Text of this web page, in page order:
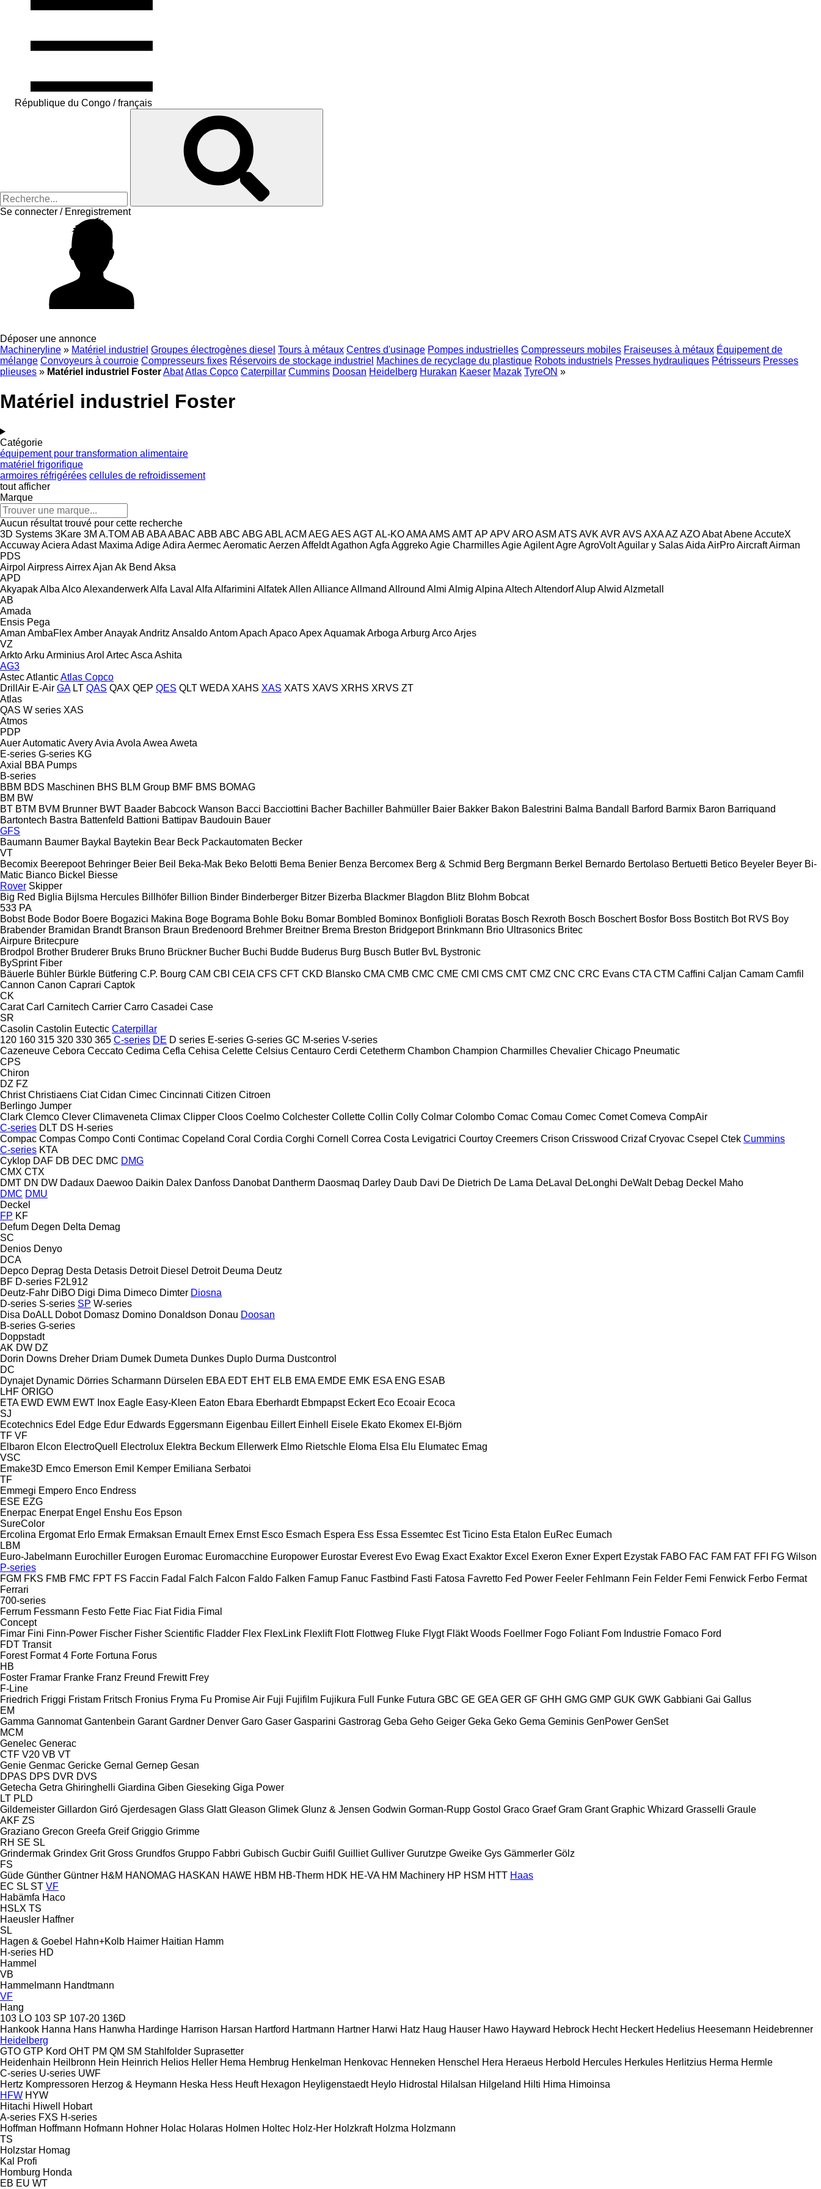
République du Congo / français
Se connecter / Enregistrement
Déposer une annonce
Machineryline » Matériel industriel Groupes électrogènes diesel Tours à métaux Centres d'usinage Pompes industrielles Compresseurs mobiles Fraiseuses à métaux Équipement de
mélange Convoyeurs à courroie Compresseurs fixes Réservoirs de stockage industriel Machines de recyclage du plastique Robots industriels Presses hydrauliques Pétrisseurs Presses
plieuses » Matériel industriel FosterAbatAtlas Copco Caterpillar Cummins Doosan Heidelberg Hurakan Kaeser Mazak TyreON »
Matériel industriel Foster
Catégorie
équipement pour transformation alimentaire
matériel frigorifique
armoires réfrigérées cellules de refroidissement
tout afficher
Marque
Aucun résultat trouvé pour cette recherche
3D Systems 3Kare 3M A.TOM AB ABAABAC ABB ABC ABGABLACM AEGAES AGTAL-KOAMAAMS AMTAP APVAROASM ATS AVK AVR AVS AXAAZ AZOAbatAbeneAccuteX
AccuwayAciera Adast Maxima AdigeAdira AermecAeromaticAerzen AffeldtAgathon Agfa AggrekoAgie CharmillesAgieAgilentAgreAgroVoltAguilar y SalasAida AirProAircraftAirman
PDS
Airpol AirpressAirrexAjan Ak Bend Aksa
APD
AkyapakAlba AlcoAlexanderwerkAlfa Laval Alfa Alfarimini AlfatekAllen AllianceAllmand Allround Almi Almig Alpina Altech AltendorfAlupAlwid Alzmetall
AB
Amada
Ensis Pega
Aman AmbaFlexAmberAnayakAndritz AnsaldoAntomApach ApacoApexAquamakArboga Arburg ArcoArjes
VZ
ArktoArku ArminiusArol ArtecAsca Ashita
AG3
AstecAtlanticAtlas Copco
DrillAir E-Air GA LT QAS QAX QEP QES QLT WEDA XAHS XAS XATS XAVS XRHS XRVS ZT
Atlas
QAS W series XAS
Atmos
PDP
AuerAutomaticAveryAvia Avola Awea Aweta
E-series G-series KG
Axial
BBA Pumps
B-series
BBM BDS Maschinen BHS BLM Group BMF BMS BOMAG
BM BW
BT BTM BVM Brunner BWT Baader Babcock Wanson Bacci Bacciottini Bacher Bachiller Bahmüller Baier Bakker Bakon Balestrini Balma Bandall Barford Barmix Baron Barriquand
Bartontech Bastra Battenfeld Battioni Battipav Baudouin Bauer
GFS
Baumann Baumer Baykal Baytekin Bear Beck Packautomaten Becker
VT
Becomix Beerepoot Behringer Beier Beil Beka-Mak Beko Belotti Bema Benier Benza Bercomex Berg & Schmid Berg Bergmann Berkel Bernardo Bertolaso Bertuetti Betico Beyeler Beyer Bi-
Matic Bianco Bickel Biesse
Rover Skipper
Big Red Biglia Bijlsma Hercules Billhöfer Billion Binder Binderberger Bitzer Bizerba Blackmer Blagdon Blitz Blohm Bobcat
533 PA
Bobst Bode Bodor Boere Bogazici Makina Boge Bograma Bohle Boku Bomar Bombled Bominox Bonfiglioli Boratas Bosch Rexroth Bosch Boschert Bosfor Boss Bostitch Bot RVS Boy
Brabender Bramidan Brandt Branson Braun Bredenoord Brehmer Breitner Brema Breston Bridgeport Brinkmann Brio Ultrasonics Britec
Airpure Britecpure
Brodpol Brother Bruderer Bruks Bruno Brückner Bucher Buchi Budde Buderus Burg Busch Butler BvL Bystronic
BySprint Fiber
Bäuerle Bühler Bürkle Bütfering C.P. Bourg CAM CBI CEIA CFS CFT CKD Blansko CMA CMB CMC CME CMI CMS CMT CMZ CNC CRC Evans CTA CTM Caffini Caljan Camam Camfil
Cannon Canon Caprari Captok
CK
Carat Carl Carnitech Carrier Carro Casadei Case
SR
Casolin Castolin Eutectic Caterpillar
120 160 315 320 330 365 C-series DE D series E-series G-series GC M-series V-series
Cazeneuve Cebora Ceccato Cedima Cefla Cehisa Celette Celsius Centauro Cerdi Cetetherm Chambon Champion Charmilles Chevalier Chicago Pneumatic
CPS
Chiron
DZ FZ
Christ Christiaens Ciat Cidan Cimec Cincinnati Citizen Citroen
Berlingo Jumper
Clark Clemco Clever Climaveneta Climax Clipper Cloos Coelmo Colchester Collette Collin Colly Colmar Colombo Comac Comau Comec Comet Comeva CompAir
C-series DLT DS H-series
Compac Compas Compo Conti Contimac Copeland Coral Cordia Corghi Cornell Correa Costa Levigatrici Courtoy Creemers Crison Crisswood Crizaf Cryovac Csepel Ctek Cummins
C-series KTA
Cyklop DAF DB DEC DMC DMG
CMX CTX
DMT DN DW Dadaux Daewoo Daikin Dalex Danfoss Danobat Dantherm Daosmaq Darley Daub Davi De Dietrich De Lama DeLaval DeLonghi DeWalt Debag Deckel Maho
DMC DMU
Deckel
FP KF
Defum Degen Delta Demag
SC
Denios Denyo
DCA
Depco Deprag Desta Detasis Detroit Diesel Detroit Deuma Deutz
BF D-series F2L912
Deutz-Fahr DiBO Digi Dima Dimeco Dimter Diosna
D-series S-series SP W-series
Disa DoALL Dobot Domasz Domino Donaldson Donau Doosan
B-series G-series
Doppstadt
AK DW DZ
Dorin Downs Dreher Driam Dumek Dumeta Dunkes Duplo Durma Dustcontrol
DC
Dynajet Dynamic Dörries Scharmann Dürselen EBA EDT EHT ELB EMA EMDE EMK ESA ENG ESAB
LHF ORIGO
ETA EWD EWM EWT Inox Eagle Easy-Kleen Eaton Ebara Eberhardt Ebmpapst Eckert Eco Ecoair Ecoca
SJ
Ecotechnics Edel Edge Edur Edwards Eggersmann Eigenbau Eillert Einhell Eisele Ekato Ekomex El-Björn
TF VF
Elbaron Elcon ElectroQuell Electrolux Elektra Beckum Ellerwerk Elmo Rietschle Eloma Elsa Elu Elumatec Emag
VSC
Emake3D Emco Emerson Emil Kemper Emiliana Serbatoi
TF
Emmegi Empero Enco Endress
ESE EZG
Enerpac Enerpat Engel Enshu Eos Epson
SureColor
Ercolina Ergomat Erlo Ermak Ermaksan Ernault Ernex Ernst Esco Esmach Espera Ess Essa Essemtec Est Ticino Esta Etalon EuRec Eumach
LBM
Euro-Jabelmann Eurochiller Eurogen Euromac Euromacchine Europower Eurostar Everest Evo Ewag Exact Exaktor Excel Exeron Exner Expert Ezystak FABO FAC FAM FAT FFI FG Wilson
P-series
FGM FKS FMB FMC FPT FS Faccin Fadal Falch Falcon Faldo Falken Famup Fanuc Fastbind Fasti Fatosa Favretto Fed Power Feeler Fehlmann Fein Felder Femi Fenwick Ferbo Fermat
Ferrari
700-series
Ferrum Fessmann Festo Fette Fiac Fiat Fidia Fimal
Concept
Fimar Fini Finn-Power Fischer Fisher Scientific Fladder Flex FlexLink Flexlift Flott Flottweg Fluke Flygt Fläkt Woods Foellmer Fogo Foliant Fom Industrie Fomaco Ford
FDT Transit
Forest Format 4 Forte Fortuna Forus
HB
Foster Framar Franke Franz Freund Frewitt Frey
F-Line
Friedrich Friggi Fristam Fritsch Fronius Fryma Fu Promise Air Fuji Fujifilm Fujikura Full Funke Futura GBC GE GEA GER GF GHH GMG GMP GUK GWK Gabbiani Gai Gallus
EM
Gamma Gannomat Gantenbein Garant Gardner Denver Garo Gaser Gasparini Gastrorag Geba Geho Geiger Geka Geko Gema Geminis GenPower GenSet
MCM
Genelec Generac
CTF V20 VB VT
Genie Genmac Gericke Gernal Gernep Gesan
DPAS DPS DVR DVS
Getecha Getra Ghiringhelli Giardina Giben Gieseking Giga Power
LT PLD
Gildemeister Gillardon Giró Gjerdesagen Glass Glatt Gleason Glimek Glunz & Jensen Godwin Gorman-Rupp Gostol Graco Graef Gram Grant Graphic Whizard Grasselli Graule
AKF ZS
Graziano Grecon Greefa Greif Griggio Grimme
RH SE SL
Grindermak Grindex Grit Gross Grundfos Gruppo Fabbri Gubisch Gucbir Guifil Guilliet Gulliver Gurutzpe Gweike Gys Gämmerler Gölz
FS
Güde Günther Güntner H&M HANOMAG HASKAN HAWE HBM HB‑Therm HDK HE-VA HM Machinery HP HSM HTT Haas
EC SL ST VF
Habämfa Haco
HSLX TS
Haeusler Haffner
SL
Hagen & Goebel Hahn+Kolb Haimer Haitian Hamm
H-series HD
Hammel
VB
Hammelmann Handtmann
VF
Hang
103 LO 103 SP 107-20 136D
Hankook Hanna Hans Hanwha Hardinge Harrison Harsan Hartford Hartmann Hartner Harwi Hatz Haug Hauser Hawo Hayward Hebrock Hecht Heckert Hedelius Heesemann Heidebrenner
Heidelberg
GTO GTP Kord OHT PM QM SM Stahlfolder Suprasetter
Heidenhain Heilbronn Hein Heinrich Helios Heller Hema Hembrug Henkelman Henkovac Henneken Henschel Hera Heraeus Herbold Hercules Herkules Herlitzius Herma Hermle
C-series U-series UWF
Hertz Kompressoren Herzog & Heymann Heska Hess Heuft Hexagon Heyligenstaedt Heylo Hidrostal Hilalsan Hilgeland Hilti Hima Himoinsa
HFW HYW
Hitachi Hiwell
Hobart
A-series FXS H-series
Hoffman Hoffmann Hofmann Hohner Holac Holaras Holmen Holtec Holz-Her Holzkraft Holzma Holzmann
TS
Holzstar Homag
Kal
Profi
Homburg Honda
EB EU WT